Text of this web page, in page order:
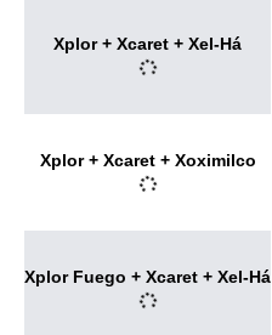
Xplor + Xcaret + Xel-Há
Xplor + Xcaret + Xoximilco
Xplor Fuego + Xcaret + Xel-Há